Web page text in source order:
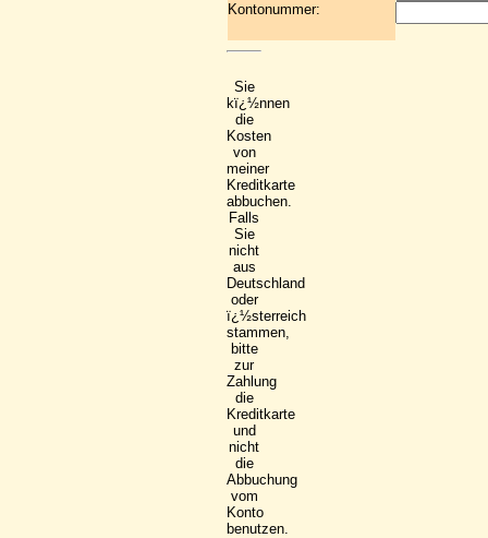
Kontonummer:
Sie
kï¿½nnen
die
Kosten
von
meiner
Kreditkarte
abbuchen.
Falls
Sie
nicht
aus
Deutschland
oder
ï¿½sterreich
stammen,
bitte
zur
Zahlung
die
Kreditkarte
und
nicht
die
Abbuchung
vom
Konto
benutzen.